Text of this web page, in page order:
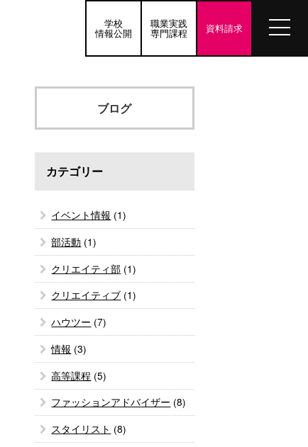
学校
情報公開
職業実践
専門課程 資料請求
ブログ
カテゴリー
イベント情報 (1)
部活動 (1)
クリエイティ部 (1)
クリエイティブ (1)
ハウツー (7)
情報 (3)
高等課程 (5)
ファッションアドバイザー (8)
スタイリスト (8)